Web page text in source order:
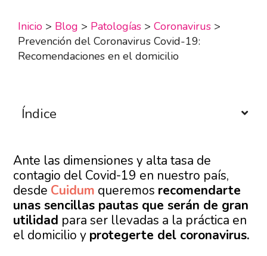
Inicio > Blog > Patologías > Coronavirus >
Prevención del Coronavirus Covid-19:
Recomendaciones en el domicilio
Índice
Ante las dimensiones y alta tasa de
contagio del Covid-19 en nuestro país,
desde Cuidum queremos recomendarte
unas sencillas pautas que serán de gran
utilidad para ser llevadas a la práctica en
el domicilio y protegerte del coronavirus.